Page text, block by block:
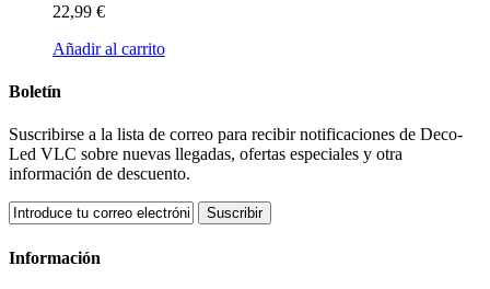
22,99 €
Añadir al carrito
Boletín
Suscribirse a la lista de correo para recibir notificaciones de Deco-
Led VLC sobre nuevas llegadas, ofertas especiales y otra
información de descuento.
Suscribir
Información